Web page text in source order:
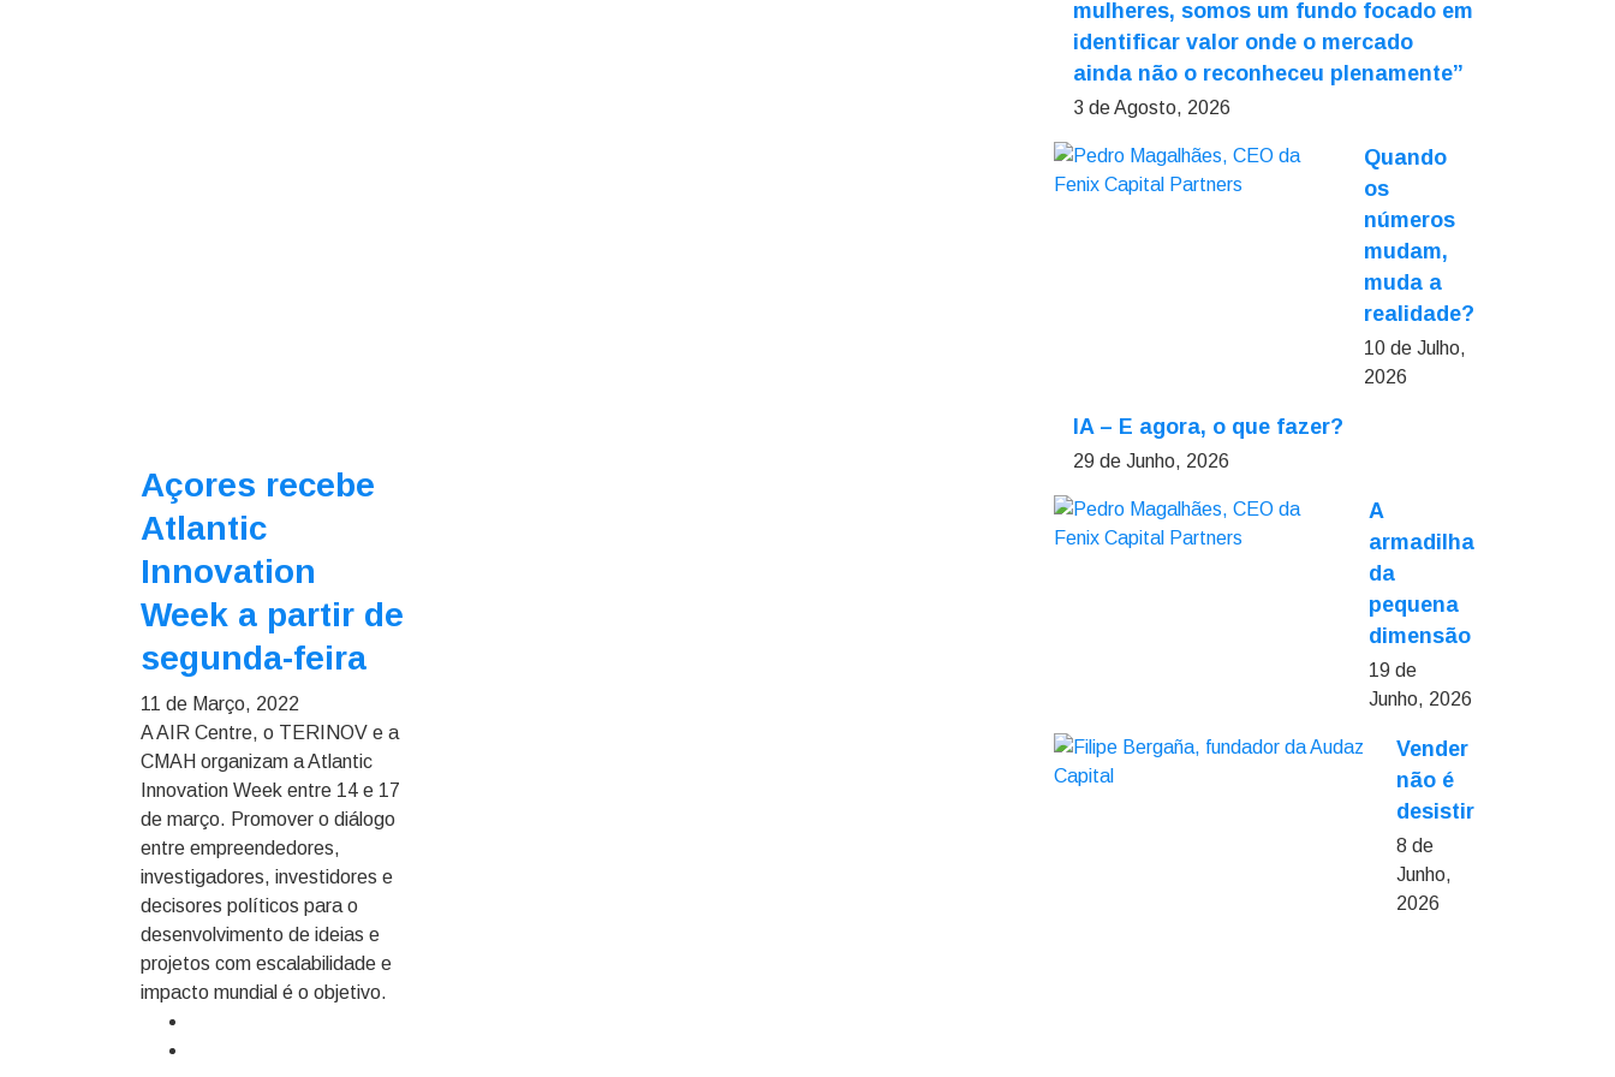
Açores recebe
Atlantic
Innovation
Week a partir de
segunda-feira
11 de Março, 2022
A AIR Centre, o TERINOV e a
CMAH organizam a Atlantic
Innovation Week entre 14 e 17
de março. Promover o diálogo
entre empreendedores,
investigadores, investidores e
decisores políticos para o
desenvolvimento de ideias e
projetos com escalabilidade e
impacto mundial é o objetivo.
mulheres, somos um fundo focado em
identificar valor onde o mercado
ainda não o reconheceu plenamente”
3 de Agosto, 2026
Quando
os
números
mudam,
muda a
realidade?
10 de Julho,
2026
IA – E agora, o que fazer?
29 de Junho, 2026
A
armadilha
da
pequena
dimensão
19 de
Junho, 2026
Vender
não é
desistir
8 de
Junho,
2026